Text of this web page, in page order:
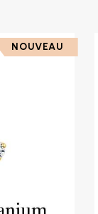
NOUVEAU